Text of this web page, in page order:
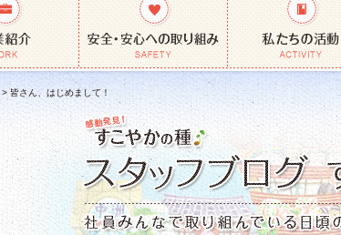
> 皆さん、はじめまして！